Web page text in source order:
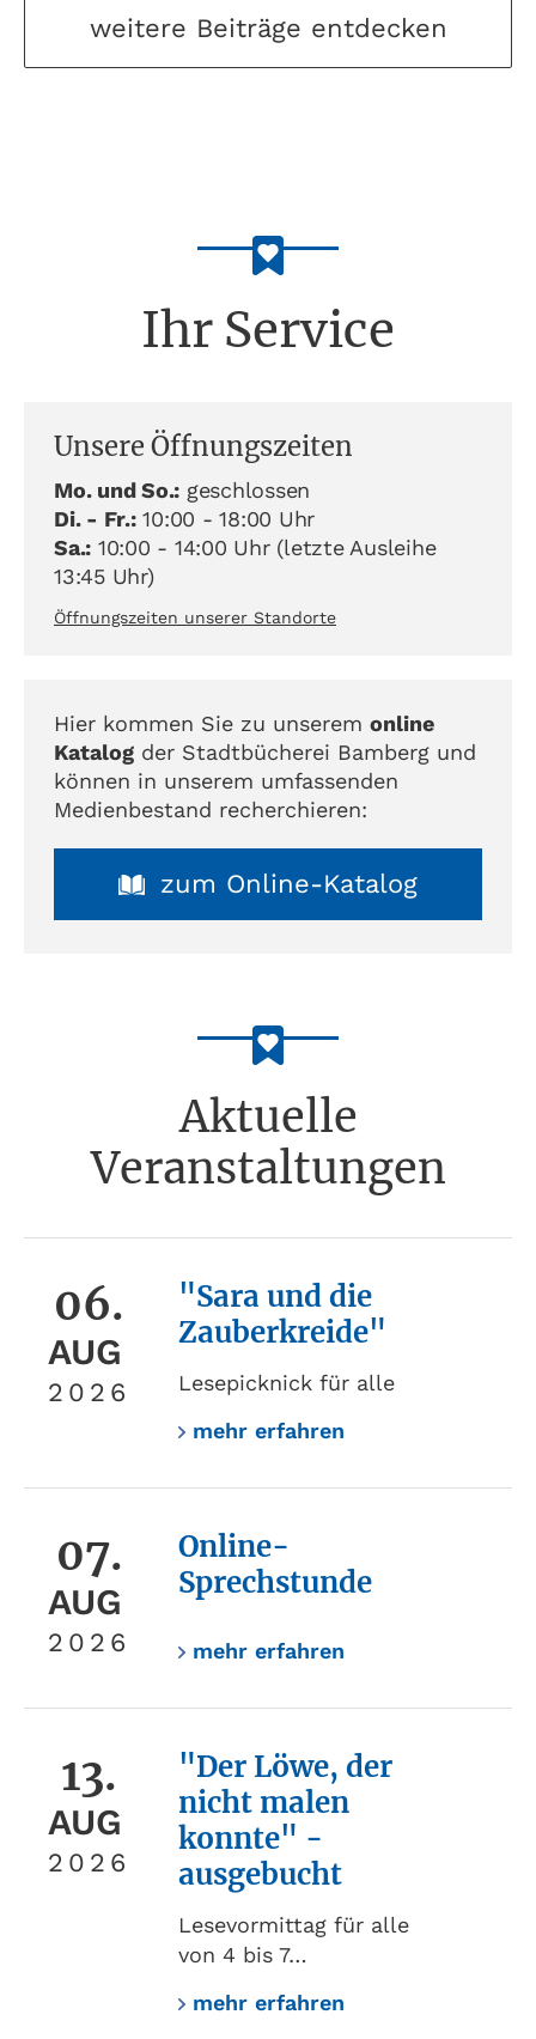
weitere Beiträge entdecken
Ihr Service
Unsere Öffnungszeiten
Mo. und So.: geschlossen
Di. - Fr.:10:00 - 18:00 Uhr
Sa.: 10:00 - 14:00 Uhr (letzte Ausleihe
13:45 Uhr)
Öffnungszeiten unserer Standorte
Hier kommen Sie zu unserem online
Katalog der Stadtbücherei Bamberg und
können in unserem umfassenden
Medienbestand recherchieren:
zum Online-Katalog
Aktuelle
Veranstaltungen
06.
AUG
2026
"Sara und die
Zauberkreide"
Lesepicknick für alle
mehr erfahren
07.
AUG
2026
Online-
Sprechstunde
mehr erfahren
13.
AUG
2026
"Der Löwe, der
nicht malen
konnte" -
ausgebucht
Lesevormittag für alle
von 4 bis 7…
mehr erfahren